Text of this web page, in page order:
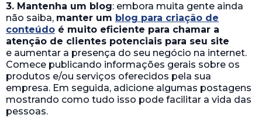
3. Mantenha um blog: embora muita gente ainda
não saiba, manter um blog para criação de
conteúdo é muito eficiente para chamar a
atenção de clientes potenciais para seu site
e aumentar a presença do seu negócio na internet.
Comece publicando informações gerais sobre os
produtos e/ou serviços oferecidos pela sua
empresa. Em seguida, adicione algumas postagens
mostrando como tudo isso pode facilitar a vida das
pessoas.